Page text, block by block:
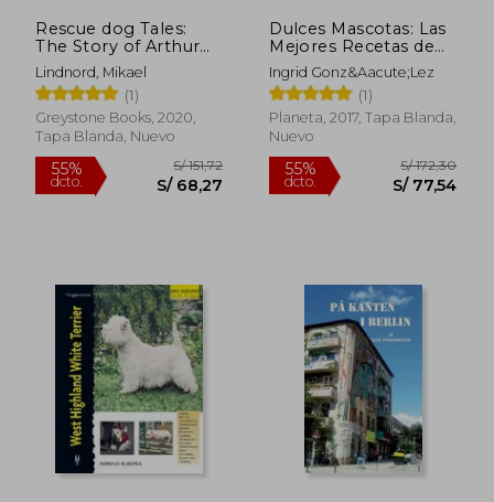
Rescue dog Tales:
The Story of Arthur
and Sixteen Dogs
who Found Forever
Homes (en Inglés)
Lindnord, Mikael
(1)
Greystone Books, 2020,
Tapa Blanda, Nuevo
55%
dcto.
S/ 151,72
S/ 68,27
Dulces Mascotas: Las
Mejores Recetas de
Repostería Canina
Ingrid Gonz&Aacute;Lez
(1)
Planeta, 2017, Tapa Blanda,
Nuevo
55%
dcto.